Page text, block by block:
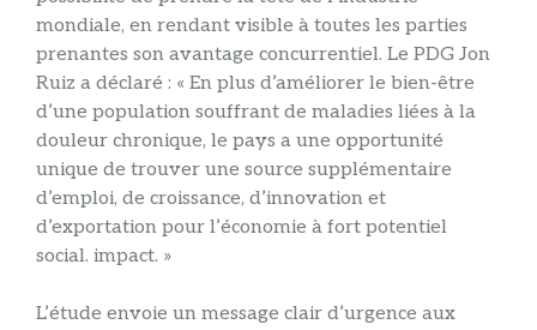
mondiale, en rendant visible à toutes les parties
prenantes son avantage concurrentiel. Le PDG Jon
Ruiz a déclaré : « En plus d’améliorer le bien-être
d’une population souffrant de maladies liées à la
douleur chronique, le pays a une opportunité
unique de trouver une source supplémentaire
d’emploi, de croissance, d’innovation et
d’exportation pour l’économie à fort potentiel
social. impact. »
L’étude envoie un message clair d’urgence aux